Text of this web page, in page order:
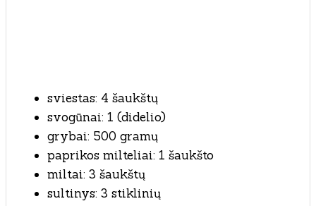
sviestas: 4 šaukštų
svogūnai: 1 (didelio)
grybai: 500 gramų
paprikos milteliai: 1 šaukšto
miltai: 3 šaukštų
sultinys: 3 stiklinių